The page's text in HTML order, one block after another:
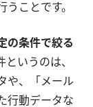
うことです。
の条件で絞る
いうのは、
や、「メール
行動データな